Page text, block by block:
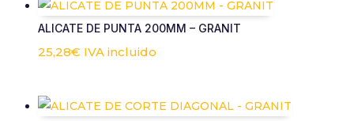
ALICATE DE PUNTA 200MM – GRANIT
25,28€ IVA incluido